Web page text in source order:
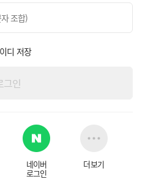
디 저장
그인
네이버
로그인
더보기